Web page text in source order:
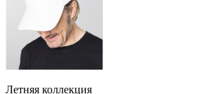
Летняя коллекция